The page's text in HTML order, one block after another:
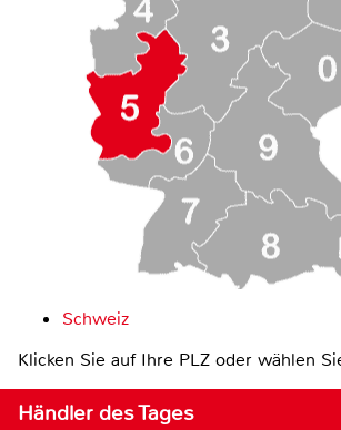
Schweiz
Klicken Sie auf Ihre PLZ oder wählen
Händler des Tages